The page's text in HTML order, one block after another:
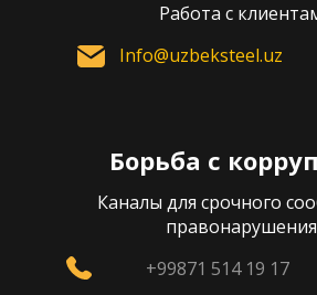
Работа с
Info@uzbeksteel.uz
Борьба с
Каналы для срочного
+99871 514 19 17